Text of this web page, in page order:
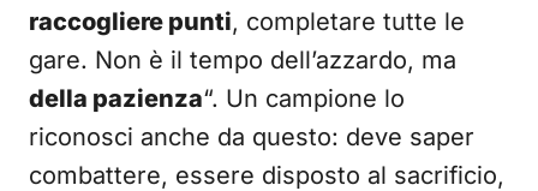
raccogliere punti, completare tutte le
gare. Non è il tempo dell’azzardo, ma
della pazienza“. Un campione lo
riconosci anche da questo: deve saper
combattere, essere disposto al sacrificio,